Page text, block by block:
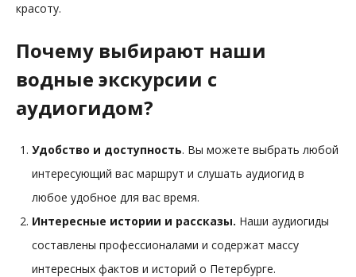
красоту.
Почему выбирают наши
водные экскурсии с
аудиогидом?
Удобство и доступность. Вы можете выбрать любой
интересующий вас маршрут и слушать аудиогид в
любое удобное для вас время.
Интересные истории и рассказы. Наши аудиогиды
составлены профессионалами и содержат массу
интересных фактов и историй о Петербурге.